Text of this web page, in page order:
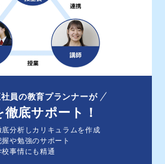
社員の教育プランナーが
徹底サポート！
底分析しカリキュラムを作成
や勉強のサポート
校事情にも精通